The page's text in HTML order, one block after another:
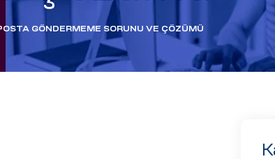
GÖNDERMEME SORUNU VE ÇÖZÜMÜ